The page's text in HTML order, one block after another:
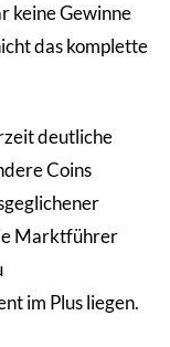
keine Gewinne
das komplette
deutliche
Coins
Marktführer
im Plus liegen.